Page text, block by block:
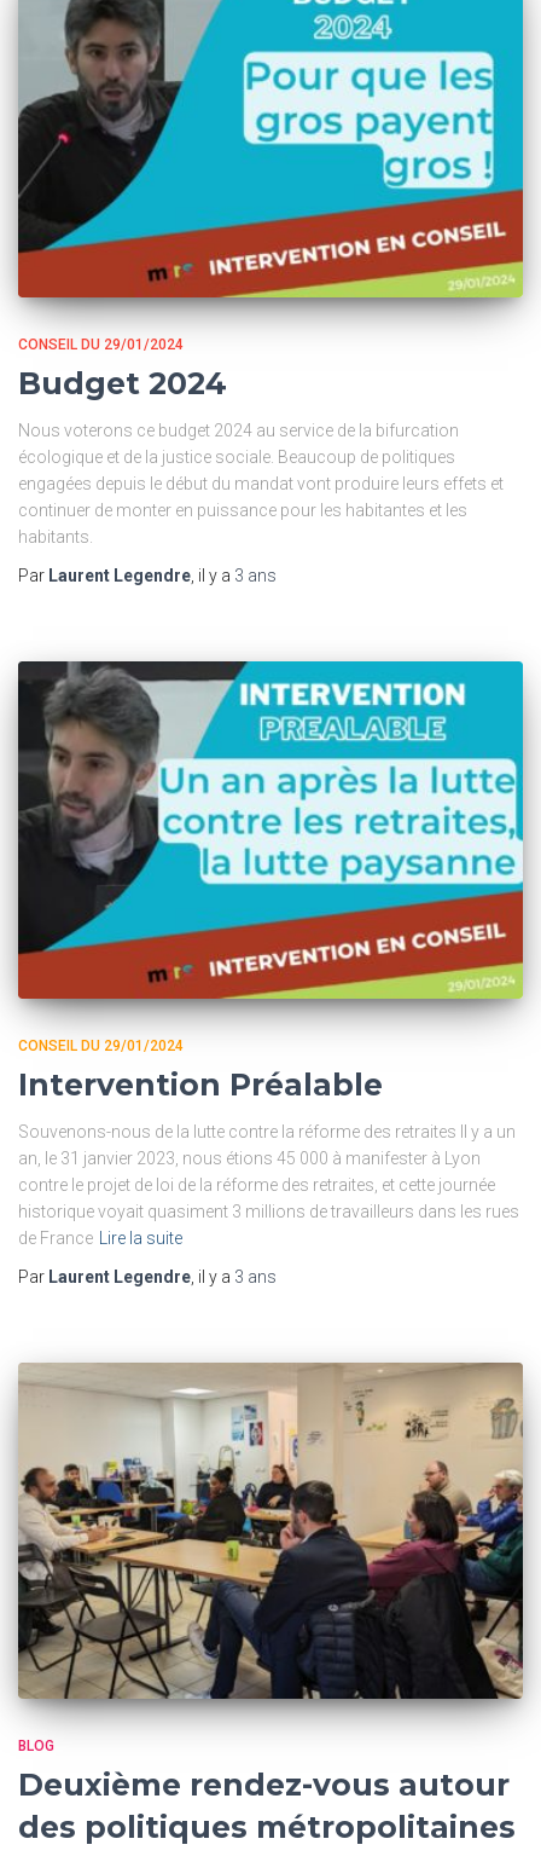
CONSEIL DU 29/01/2024
Budget 2024
Nous voterons ce budget 2024 au service de la bifurcation
écologique et de la justice sociale. Beaucoup de politiques
engagées depuis le début du mandat vont produire leurs effets et
continuer de monter en puissance pour les habitantes et les
habitants.
Par Laurent Legendre , il y a 3 ans
CONSEIL DU 29/01/2024
Intervention Préalable
Souvenons-nous de la lutte contre la réforme des retraites Il y a un
an, le 31 janvier 2023, nous étions 45 000 à manifester à Lyon
contre le projet de loi de la réforme des retraites, et cette journée
historique voyait quasiment 3 millions de travailleurs dans les rues
de France
Lire la suite
Par Laurent Legendre , il y a 3 ans
BLOG
Deuxième rendez-vous autour
des politiques métropolitaines